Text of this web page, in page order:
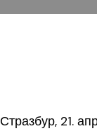
Стразбур, 21.